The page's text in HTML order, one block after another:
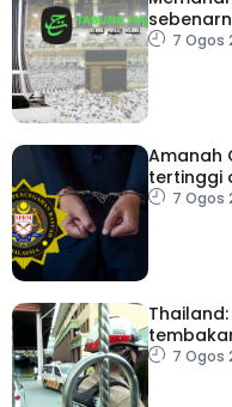
angka
7 Ogos
Amanah
tertinggi
pacu7 Ogos
7 Ogos